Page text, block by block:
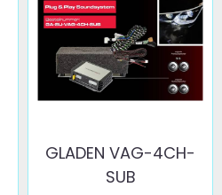
GLADEN VAG-4CH-
SUB